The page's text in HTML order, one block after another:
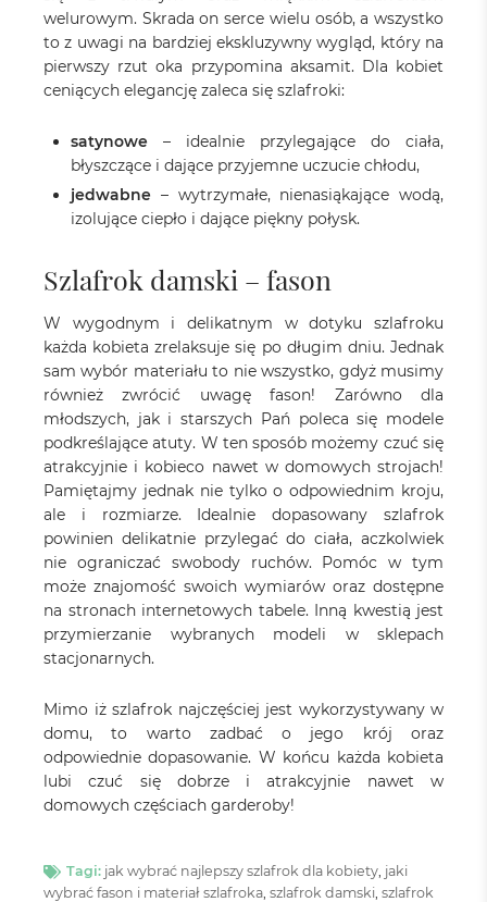
welurowym. Skrada on serce wielu osób, a wszystko
to z uwagi na bardziej ekskluzywny wygląd, który na
pierwszy rzut oka przypomina aksamit. Dla kobiet
ceniących elegancję zaleca się szlafroki:
satynowe – idealnie przylegające do ciała,
błyszczące i dające przyjemne uczucie chłodu,
jedwabne – wytrzymałe, nienasiąkające wodą,
izolujące ciepło i dające piękny połysk.
Szlafrok damski – fason
W wygodnym i delikatnym w dotyku szlafroku
każda kobieta zrelaksuje się po długim dniu. Jednak
sam wybór materiału to nie wszystko, gdyż musimy
również zwrócić uwagę fason! Zarówno dla
młodszych, jak i starszych Pań poleca się modele
podkreślające atuty. W ten sposób możemy czuć się
atrakcyjnie i kobieco nawet w domowych strojach!
Pamiętajmy jednak nie tylko o odpowiednim kroju,
ale i rozmiarze. Idealnie dopasowany szlafrok
powinien delikatnie przylegać do ciała, aczkolwiek
nie ograniczać swobody ruchów. Pomóc w tym
może znajomość swoich wymiarów oraz dostępne
na stronach internetowych tabele. Inną kwestią jest
przymierzanie wybranych modeli w sklepach
stacjonarnych.
Mimo iż szlafrok najczęściej jest wykorzystywany w
domu, to warto zadbać o jego krój oraz
odpowiednie dopasowanie. W końcu każda kobieta
lubi czuć się dobrze i atrakcyjnie nawet w
domowych częściach garderoby!
Tagi: jak wybrać najlepszy szlafrok dla kobiety, jaki
wybrać fason i materiał szlafroka, szlafrok damski, szlafrok